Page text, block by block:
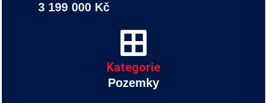
3 199 000 Kč
Kategorie
Pozemky